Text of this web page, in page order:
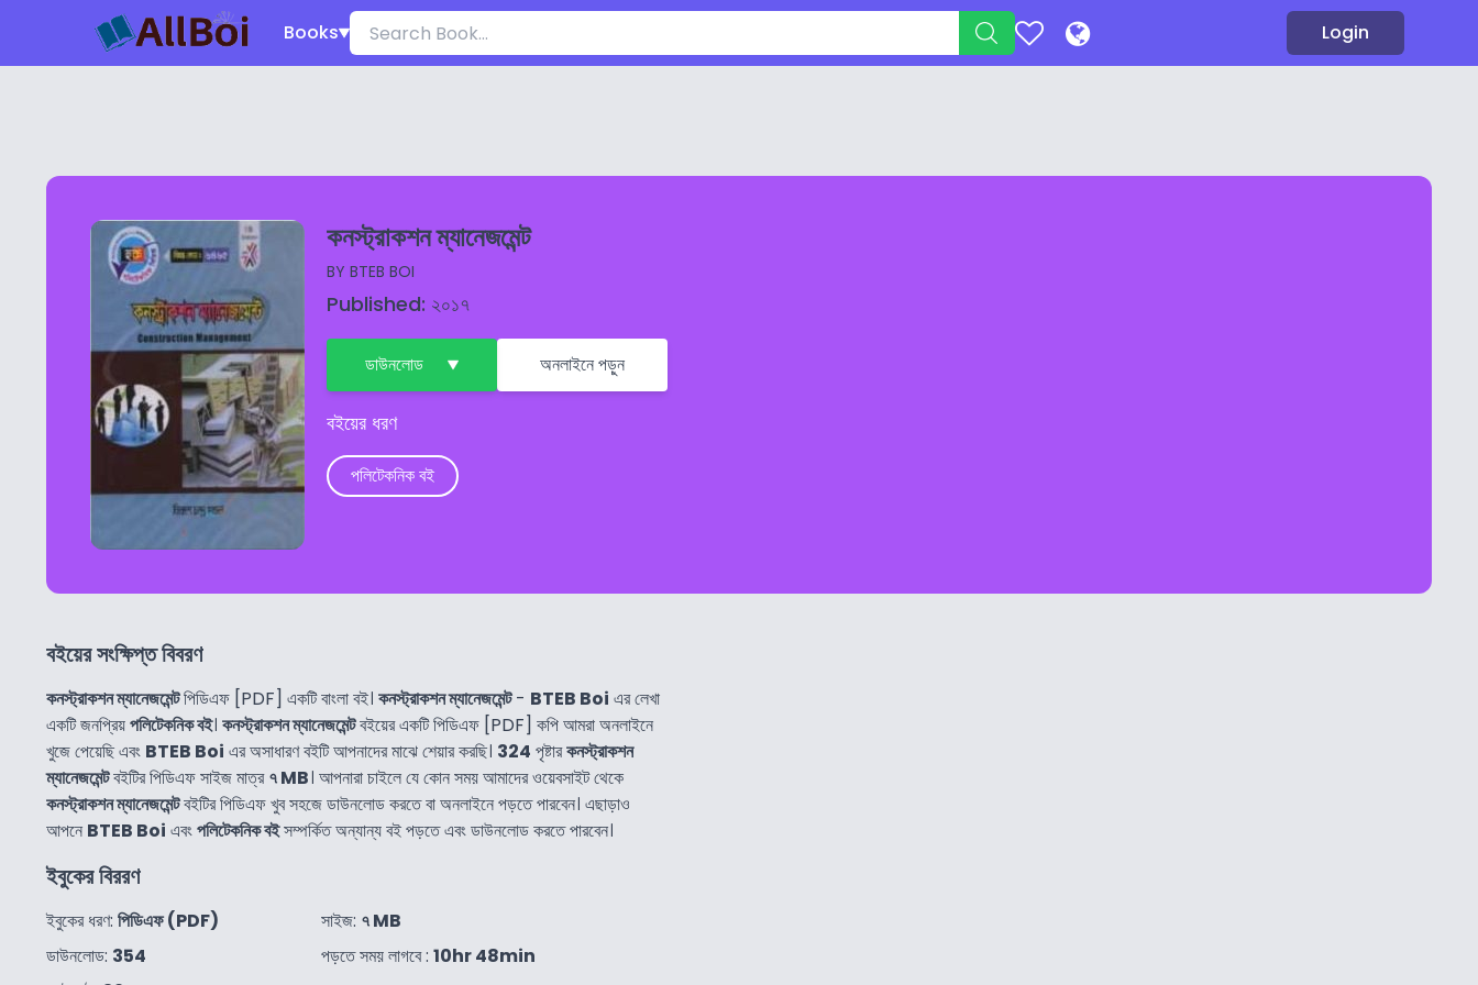
Books Login
কনস্ট্রাকশন ম্যানেজমেন্ট
BY BTEB BOI
Published: ২০১৭
ডাউনলোড অনলাইনে পড়ুন
বইয়ের ধরণ
পলিটেকনিক বই
বইয়ের সংক্ষিপ্ত বিবরণ
কনস্ট্রাকশন ম্যানেজমেন্টপিডিএফ [PDF] একটি বাংলা বই। কনস্ট্রাকশন ম্যানেজমেন্ট- BTEB Boi এর লেখা
একটি জনপ্রিয়পলিটেকনিক বই। কনস্ট্রাকশন ম্যানেজমেন্টবইয়ের একটি পিডিএফ [PDF] কপি আমরা অনলাইনে
খুজে পেয়েছি এবং BTEB Boi এর অসাধারণ বইটি আপনাদের মাঝে শেয়ার করছি। 324 পৃষ্টারকনস্ট্রাকশন
ম্যানেজমেন্টবইটির পিডিএফ সাইজ মাত্র৭ MB। আপনারা চাইলে যে কোন সময় আমাদের ওয়েবসাইট থেকে
কনস্ট্রাকশন ম্যানেজমেন্টবইটির পিডিএফ খুব সহজে ডাউনলোড করতে বা অনলাইনে পড়তে পারবেন। এছাড়াও
আপনে BTEB Boi এবংপলিটেকনিক বইসম্পর্কিত অন্যান্য বই পড়তে এবং ডাউনলোড করতে পারবেন।
ইবুকের বিররণ
ইবুকের ধরণ: পিডিএফ (PDF)
ডাউনলোড: 354
সাইজ: ৭ MB
পড়তে সময় লাগবে : 10hr 48min